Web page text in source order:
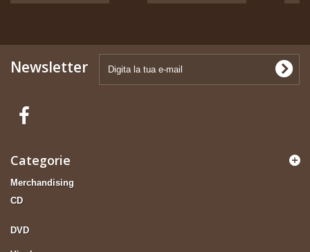
Newsletter
Categorie
Merchandising
CD
DVD